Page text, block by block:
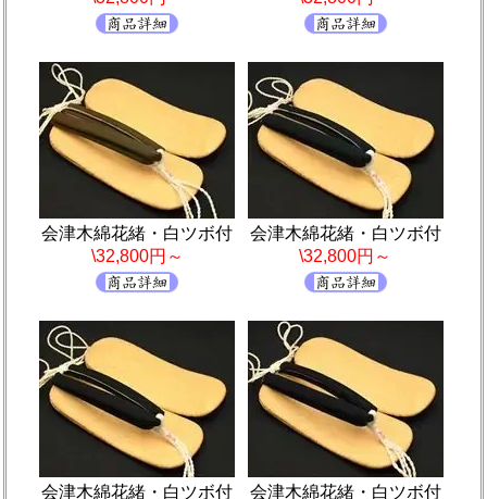
会津木綿花緒・白ツボ付
\32,800円～
会津木綿花緒・白ツボ付
\32,800円～
会津木綿花緒・白ツボ付
会津木綿花緒・白ツボ付